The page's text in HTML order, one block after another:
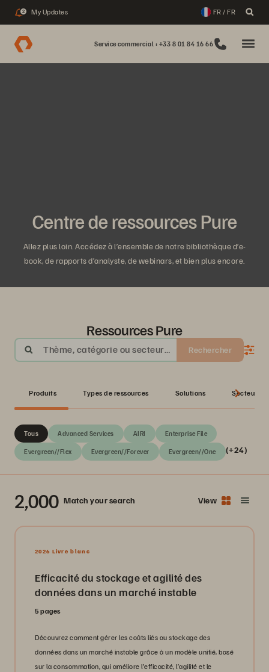
2 My Updates FR / FR
Service commercial : +33 8 01 84 16 66
Centre de ressources Pure
Allez plus loin. Accédez à l’ensemble de notre bibliothèque d’e-
book, de rapports d’analyste, de webinars, et bien plus encore.
Ressources Pure
Thème, catégorie ou secteur
d’activité
Rechercher
Produits Types de ressources Solutions Secteurs
Tous Advanced Services AIRI Enterprise File
Evergreen//Flex Evergreen//Forever Evergreen//One (+24)
2,000 Match your search View
2026 Livre blanc
Efficacité du stockage et agilité des
données dans un marché instable
5 pages
Découvrez comment gérer les coûts liés au stockage des
données dans un marché instable grâce à un modèle unifié, basé
sur la consommation, qui améliore l’efficacité, l’agilité et le